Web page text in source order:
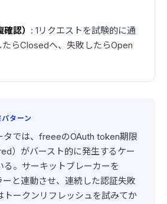
認） : 1リクエストを試験的に通
らClosedへ、失敗したらOpen
ターン
タでは、freeeのOAuth token期限
）がバースト的に発生するケー
る。サーキットブレーカーを
と連動させ、連続した認証失敗
トークンリフレッシュを試みてか